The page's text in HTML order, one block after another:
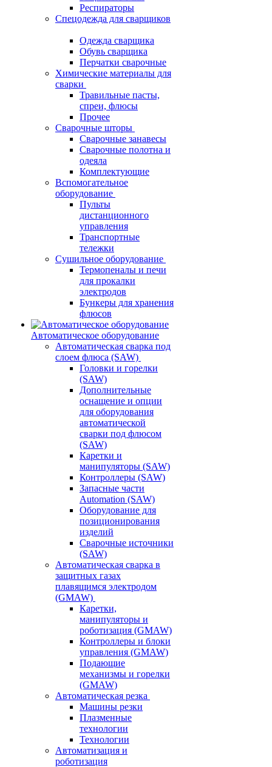
Респираторы
Спецодежда для сварщиков
Одежда сварщика
Обувь сварщика
Перчатки сварочные
Химические материалы для
сварки
Травильные пасты,
спреи, флюсы
Прочее
Сварочные шторы
Сварочные занавесы
Сварочные полотна и
одеяла
Комплектующие
Вспомогательное
оборудование
Пульты
дистанционного
управления
Транспортные
тележки
Сушильное оборудование
Термопеналы и печи
для прокалки
электродов
Бункеры для хранения
флюсов
Автоматическое оборудование
Автоматическая сварка под
слоем флюса (SAW)
Головки и горелки
(SAW)
Дополнительные
оснащение и опции
для оборудования
автоматической
сварки под флюсом
(SAW)
Каретки и
манипуляторы (SAW)
Контроллеры (SAW)
Запасные части
Automation (SAW)
Оборудование для
позиционирования
изделий
Сварочные источники
(SAW)
Автоматическая сварка в
защитных газах
плавящимся электродом
(GMAW)
Каретки,
манипуляторы и
роботизация (GMAW)
Контроллеры и блоки
управления (GMAW)
Подающие
механизмы и горелки
(GMAW)
Автоматическая резка
Машины резки
Плазменные
технологии
Технологии
Автоматизация и
роботизация